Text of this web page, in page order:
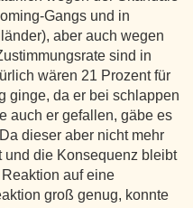
und in
aber auch wegen
sind in
wären 21 Prozent für
ginge, da er bei schlappen
auch er gefallen, gäbe es
dieser aber nicht mehr
und die Konsequenz bleibt
auf eine
groß genug, konnte